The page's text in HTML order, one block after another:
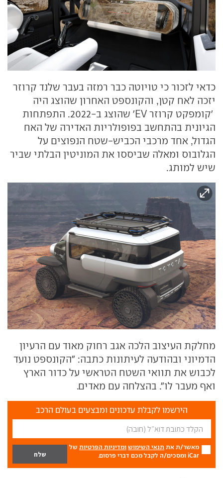
כדאי לזכור כי טויוטה כבר רמזה בעבר שלנד קרוזר
יזכה לאח קטן, והקונספט האחרון שהוצג היה
'קומפקט קרוזר EV' שהוצג ב-2022. התפתחות
הגיונית בהתחשב בפופולריות האדירה של האח
הגדול, אחד מרכבי הכביש-שטח הנפוצים על
הגלובוס ומאלה שביססו את המוניטין הבלתי שביר
שיש למותג.
מחלקת העיצוב הלכה אגב רחוק מאוד עם הרעיון
הדמיוני ובהודעה לעיתונות כתבה: "הקונספט נועד
לכבוש את תוואי השטח הטראשי על כדור הארץ
ואף מעבר לו". בהצלחה עם מאדים.
הירשמו לקבלת עדכונים ומבצעים בעולם הרכב
מאשר/ת את תנאי השימוש ומדיניות הפרטיות של
iCar ומסכים/ה לקבל מכם דברי פרסום.